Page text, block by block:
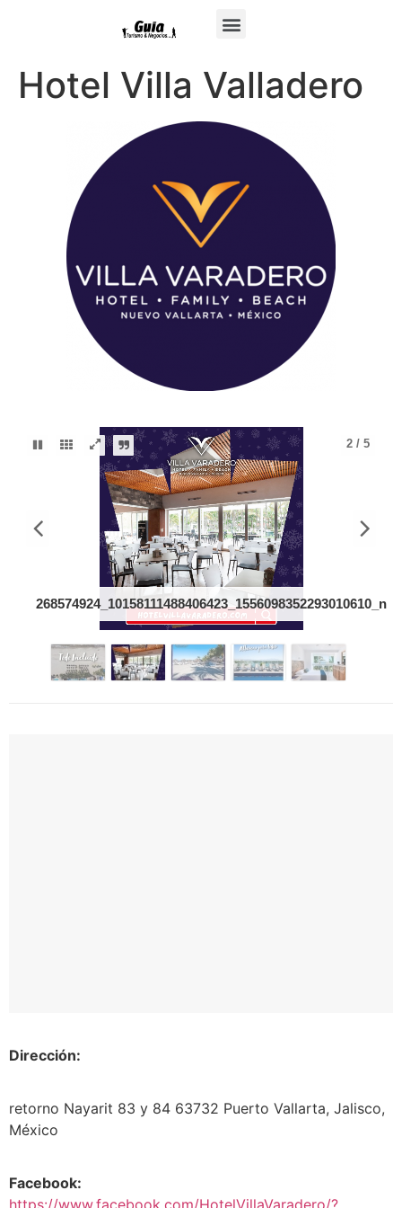
Hotel Villa Valladero
2 / 5
268574924_10158111488406423_1556098352293010610_n
Dirección:
retorno Nayarit 83 y 84 63732 Puerto Vallarta, Jalisco,
México
Facebook:
https://www.facebook.com/HotelVillaVaradero/?